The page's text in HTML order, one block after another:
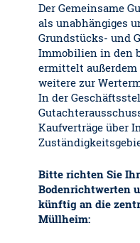
Der Gemeinsame
als unabhängiges
Grundstücks- und
Immobilien in den
ermittelt
weitere zur
In der
Kaufverträge über
Bitte richten Sie
Bodenrichtwerten
künftig an die
Müllheim: